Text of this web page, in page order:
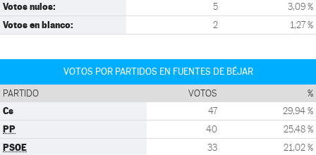
Votos nulos: 5 3,09 %
Votos en blanco: 2 1,27 %
VOTOS POR PARTIDOS EN FUENTES DE BÉJAR
PARTIDO VOTOS %
Cs 47 29,94 %
PP 40 25,48 %
PSOE 33 21,02 %